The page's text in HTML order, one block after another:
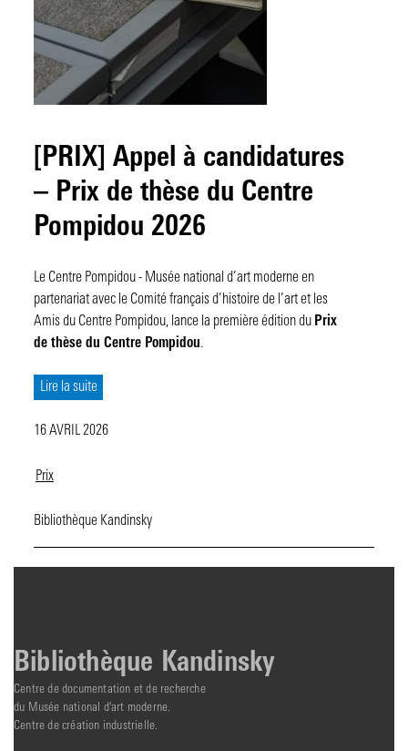
L'Université d'été
Collection « Recherches »
« Mission Recherche » des Amis du Centre Pompidou
Projets de recherche
Articles de chercheurs
Lectures obligatoires
Mises en ligne
Tous nos billets
Venir aux archives institutionnelles
Faire un don
Reproduction - Commande de fichiers HD
Questions fréquemment posées
J'ai déjà un compte
Je me connecte
Je me connecte pour la 1ère fois
Je n'ai pas encore de compte
Je me préinscris
J'ai besoin d'aide
J'ai des questions
[PRIX] Appel à candidatures
– Prix de thèse du Centre
Pompidou 2026
Le Centre Pompidou - Musée national d’art moderne en
partenariat avec le Comité français d’histoire de l’art et les
Amis du Centre Pompidou, lance la première édition du Prix
de thèse du Centre Pompidou.
Lire la suite
16 AVRIL 2026
Prix
Bibliothèque Kandinsky
Bibliothèque Kandinsky
Centre de documentation et de recherche
du Musée national d'art moderne.
Centre de création industrielle.